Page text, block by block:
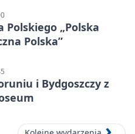
Polskiego „Polska
Polska”
i Bydgoszczy z